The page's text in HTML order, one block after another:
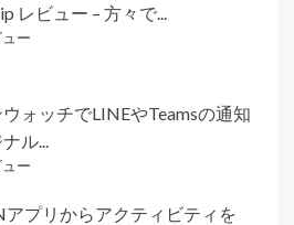
レビュー – 方々で...
ー
ォッチでLINEやTeamsの通知
ル...
ー
プリからアクティビティを